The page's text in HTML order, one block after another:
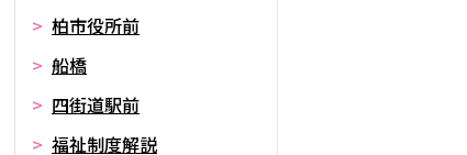
柏市役所前
船橋
四街道駅前
福祉制度解説